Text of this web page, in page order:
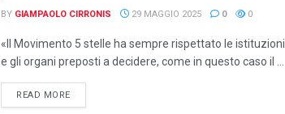
BY GIAMPAOLO CIRRONIS 29 MAGGIO 2025 0 0
«Il Movimento 5 stelle ha sempre rispettato le istituzioni
e gli organi preposti a decidere, come in questo caso il ...
READ MOREDETAILS